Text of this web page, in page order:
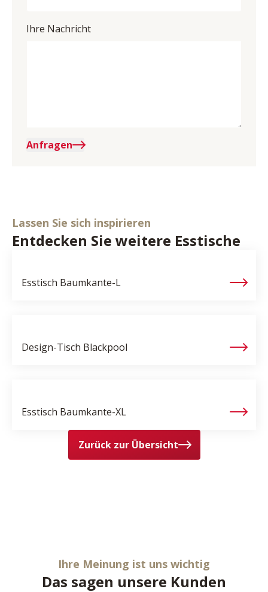
Ihre Nachricht
Anfragen
Lassen Sie sich inspirieren
Entdecken Sie weitere Esstische
Esstisch Baumkante-L
Design-Tisch Blackpool
Esstisch Baumkante-XL
Zurück zur Übersicht
Ihre Meinung ist uns wichtig
Das sagen unsere Kunden